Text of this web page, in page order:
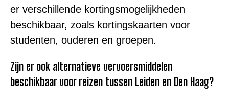
er verschillende kortingsmogelijkheden
beschikbaar, zoals kortingskaarten voor
studenten, ouderen en groepen.
Zijn er ook alternatieve vervoersmiddelen
beschikbaar voor reizen tussen Leiden en Den Haag?